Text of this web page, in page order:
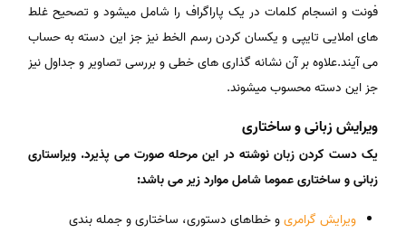
فونت و انسجام کلمات در یک پاراگراف را شامل میشود و تصحیح غلط
های املایی تایپی و یکسان کردن رسم الخط نیز جز این دسته به حساب
می آیند.علاوه بر آن نشانه گذاری های خطی و بررسی تصاویر و جداول نیز
جز این دسته محسوب میشوند.
ویرایش زبانی و ساختاری
یک دست کردن زبان نوشته در این مرحله صورت می پذیرد. ویراستاری
زبانی و ساختاری عموما شامل موارد زیر می باشد:
ویرایش گرامریو خطاهای دستوری، ساختاری و جمله بندی